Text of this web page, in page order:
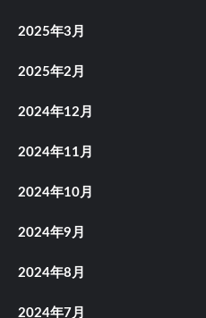
2025年3月
2025年2月
2024年12月
2024年11月
2024年10月
2024年9月
2024年8月
2024年7月